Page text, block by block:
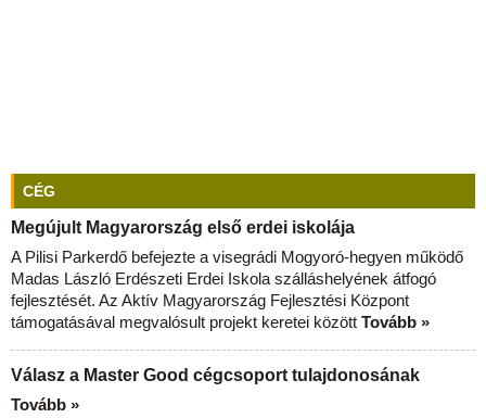
CÉG
Megújult Magyarország első erdei iskolája
A Pilisi Parkerdő befejezte a visegrádi Mogyoró-hegyen működő
Madas László Erdészeti Erdei Iskola szálláshelyének átfogó
fejlesztését. Az Aktív Magyarország Fejlesztési Központ
támogatásával megvalósult projekt keretei között Tovább »
Válasz a Master Good cégcsoport tulajdonosának
Tovább »